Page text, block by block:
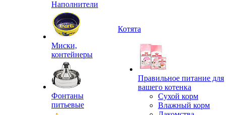
Наполнители
Миски,
контейнеры
Фонтаны
питьевые
Котята
Правильное питание для
вашего котенка
Сухой корм
Влажный корм